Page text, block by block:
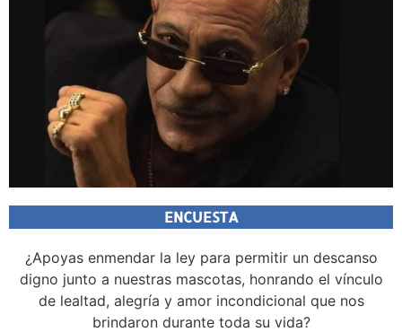
ENCUESTA
¿Apoyas enmendar la ley para permitir un descanso
digno junto a nuestras mascotas, honrando el vínculo
de lealtad, alegría y amor incondicional que nos
brindaron durante toda su vida?